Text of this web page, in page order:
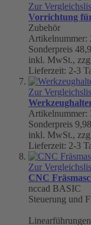
Zur
Vorrichtung
Zubehör
Artikelnummer:
Sonderpreis
inkl. MwSt.,
Lieferzeit: 2-3
Zur
Artikelnummer:
Sonderpreis
inkl. MwSt.,
Lieferzeit: 2-3
Zur
CNC
nccad BASIC
Steuerung und
Linearführungen